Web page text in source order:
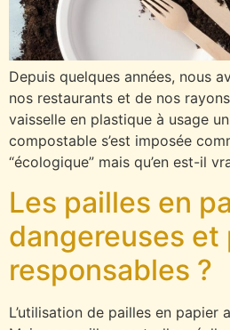
Depuis quelques années, nous
nos restaurants et de nos
vaisselle en plastique à usage
compostable s’est imposée
“écologique” mais qu’en est-il
Les pailles en
dangereuses et
responsables ?
L’utilisation de pailles en papier